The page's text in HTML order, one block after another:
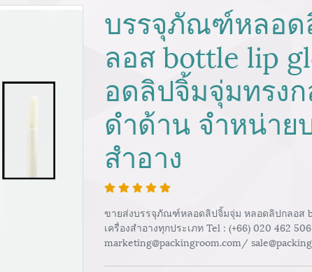
บรรจุภัณฑ์หลอด
ลอส bottle lip
อดลิปจิ้มจุ่มทรง
ดำด้าน จำหน่าย
สำอาง
ขายส่งบรรจุภัณฑ์หลอดลิปจิ้มจุ่ม หลอดลิปกลอส
เครื่องสำอางทุกประเภท Tel : (+66) 020 462
marketing@packingroom.com/